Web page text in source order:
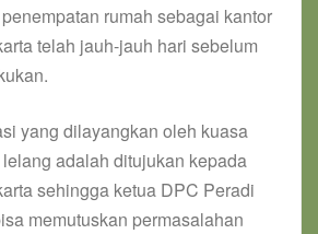
rumah sebagai kantor
telah jauh-jauh hari sebelum
yang dilayangkan oleh kuasa
adalah ditujukan kepada
sehingga ketua DPC Peradi
memutuskan permasalahan